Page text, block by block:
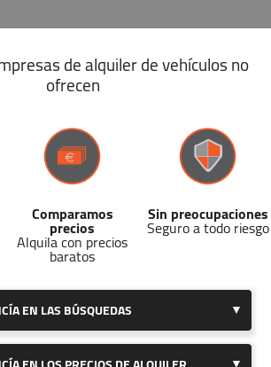
de alquiler de vehículos no
ofrecen
Comparamos
precios
Alquila con precios
baratos
Sin preocupaciones
Seguro a todo riesgo
EN LAS BÚSQUEDAS
Hemos detectado unanotable subida